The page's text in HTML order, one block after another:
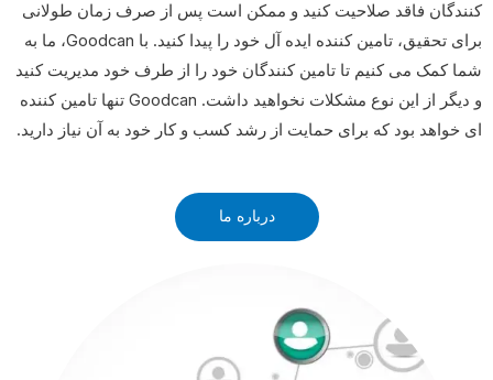
کنندگان فاقد صلاحیت کنید و ممکن است پس از صرف زمان طولانی
برای تحقیق، تامین کننده ایده آل خود را پیدا کنید. با Goodcan، ما به
شما کمک می کنیم تا تامین کنندگان خود را از طرف خود مدیریت کنید
و دیگر از این نوع مشکلات نخواهید داشت. Goodcan تنها تامین کننده
ای خواهد بود که برای حمایت از رشد کسب و کار خود به آن نیاز دارید.
درباره ما